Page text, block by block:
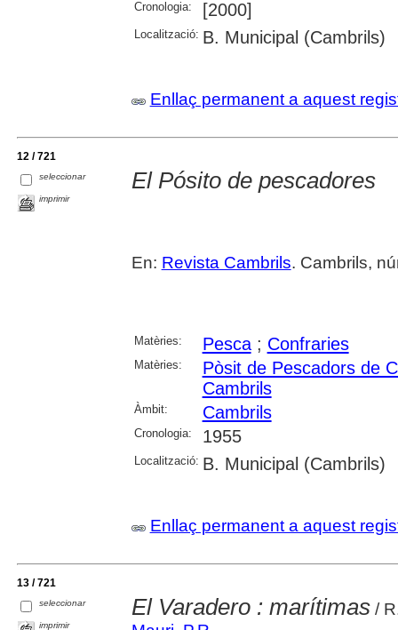
Cronologia: [2000]
Localització: B. Municipal (Cambrils)
Enllaç permanent a aquest
12 / 721
seleccionar
imprimir
El Pósito de pescadores
En: Revista Cambrils. Cambrils,
Matèries: Pesca; Confraries
Matèries:
Pòsit de Pescadors de
Cambrils
Àmbit: Cambrils
Cronologia: 1955
Localització: B. Municipal (Cambrils)
Enllaç permanent a aquest
13 / 721
seleccionar
imprimir
El Varadero : marítimas/